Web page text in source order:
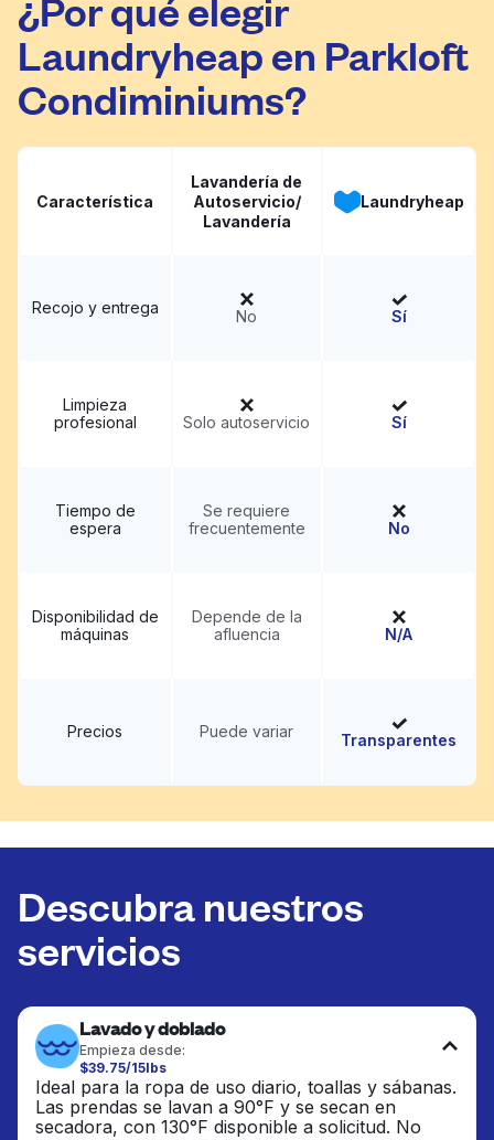
Laundryheap en Parkloft
Condiminiums?
Característica
Lavandería de
Autoservicio/
Lavandería
Laundryheap
Recojo y entrega No Sí
Limpieza
profesional
Solo autoservicio Sí
Tiempo de
espera
Se requiere
frecuentemente
No
Disponibilidad de
máquinas
Depende de la
afluencia
N/A
Precios Puede variar Transparentes
Descubra nuestros
servicios
Lavado y doblado
Empieza desde:
$39.75/15lbs
Ideal para la ropa de uso diario, toallas y sábanas.
Las prendas se lavan a 90°F y se secan en
secadora, con 130°F disponible a solicitud. No